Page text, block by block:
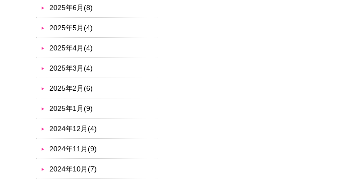
2025年6月(8)
2025年5月(4)
2025年4月(4)
2025年3月(4)
2025年2月(6)
2025年1月(9)
2024年12月(4)
2024年11月(9)
2024年10月(7)